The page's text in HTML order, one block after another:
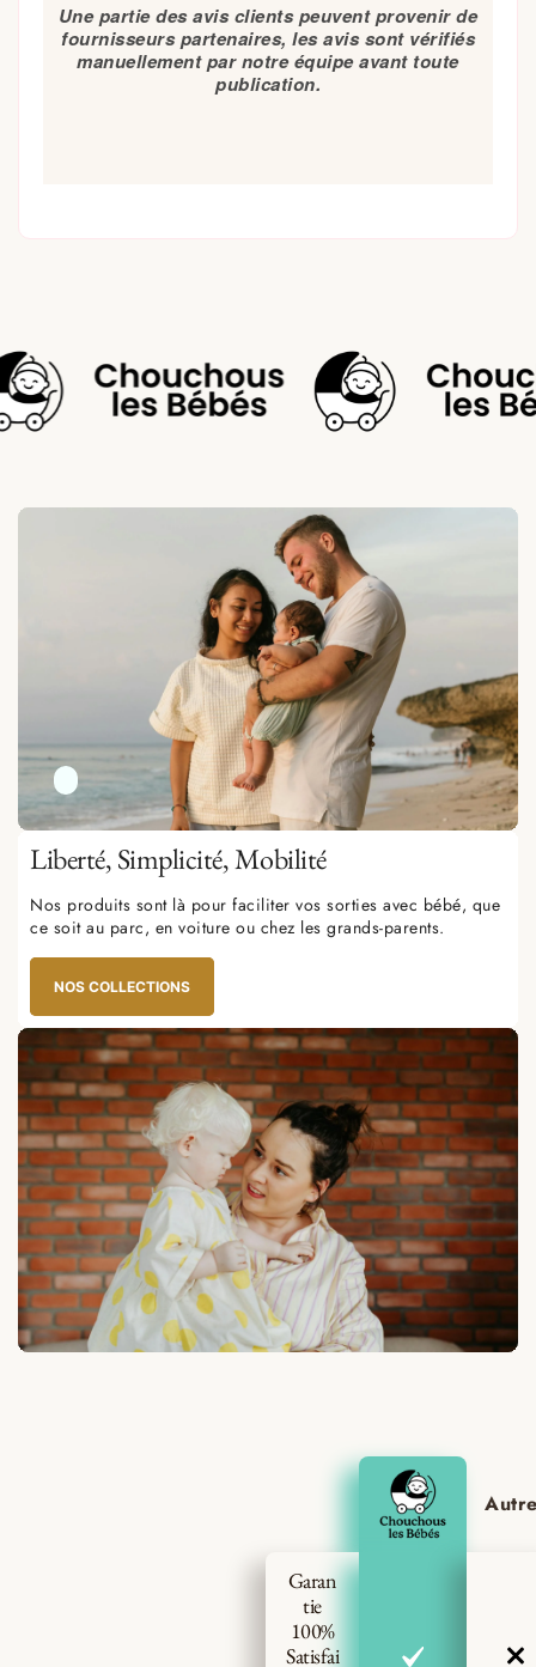
Une partie des avis clients peuvent provenir de
fournisseurs partenaires, les avis sont vérifiés
manuellement par notre équipe avant toute
publication.
Liberté,Simplicité, Mobilité
Nos produits sont là pour faciliter vos sorties avec bébé, que
ce soit au parc, en voiture ou chez les grands-parents.
NOS COLLECTIONS
Garan
tie
100%
Satisfai